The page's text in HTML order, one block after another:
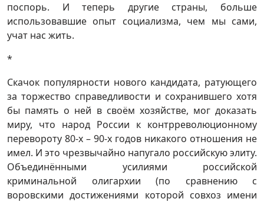
поспорь. И теперь другие страны, больше
использовавшие опыт социализма, чем мы сами,
учат нас жить.
*
Скачок популярности нового кандидата, ратующего
за торжество справедливости и сохранившего хотя
бы память о ней в своём хозяйстве, мог доказать
миру, что народ России к контрреволюционному
перевороту 80-х – 90-х годов никакого отношения не
имел. И это чрезвычайно напугало российскую элиту.
Объединёнными усилиями российской
криминальной олигархии (по сравнению с
воровскими достижениями которой совхоз имени